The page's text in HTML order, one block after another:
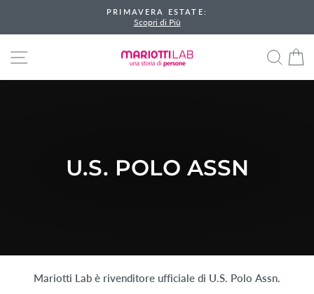
ai
Metti
pausa
presentazione
PRIMAVERA ESTATE:
Scopri di Più
NAVIGAZIONE DEL SITO
U.S. POLO ASSN
Mariotti Lab è rivenditore ufficiale di U.S. Polo Assn.